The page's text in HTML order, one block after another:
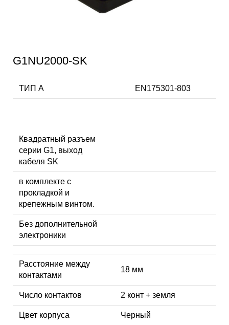
G1NU2000-SK
ТИП А EN175301-803
Квадратный разъем
серии G1, выход
кабеля SK
в комплекте с
прокладкой и
крепежным винтом.
Без дополнительной
электроники
Расстояние между
контактами
18 мм
Число контактов 2 конт + земля
Цвет корпуса Черный